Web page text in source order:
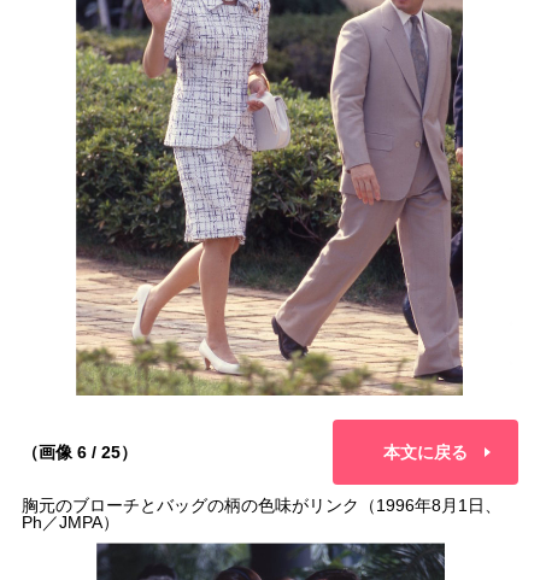
（画像 6 / 25） 本文に戻る
胸元のブローチとバッグの柄の色味がリンク（1996年8月1日、
Ph／JMPA）